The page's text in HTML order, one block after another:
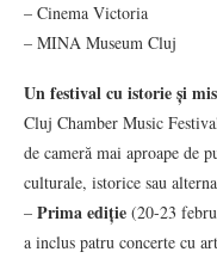
– Cinema Victoria
– MINA Museum Cluj
Un festival cu istorie și
Cluj Chamber Music
de cameră mai aproape de
culturale, istorice sau
– Prima ediție (20-23
a inclus patru concerte cu